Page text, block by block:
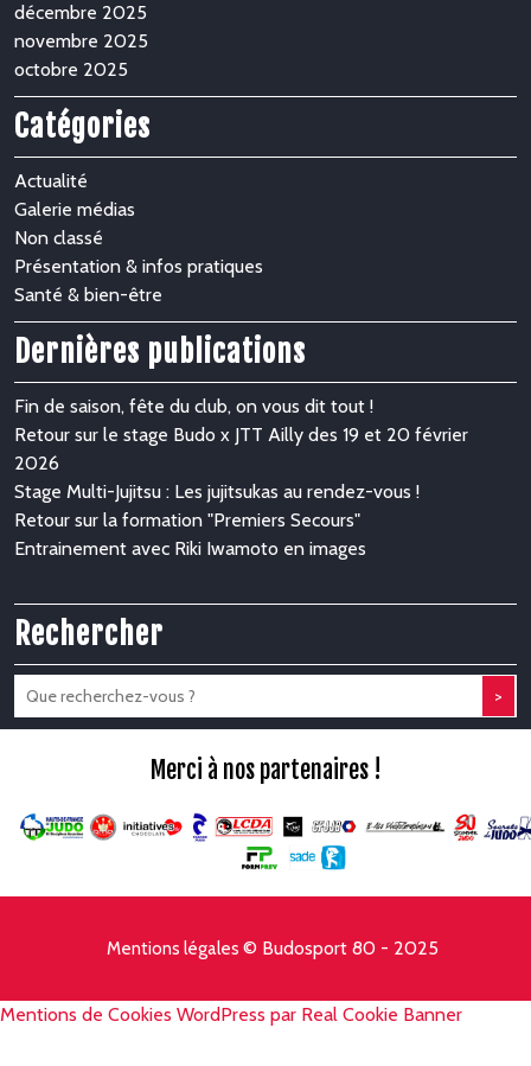
décembre 2025
novembre 2025
octobre 2025
Catégories
Actualité
Galerie médias
Non classé
Présentation & infos pratiques
Santé & bien-être
Dernières publications
Fin de saison, fête du club, on vous dit tout !
Retour sur le stage Budo x JTT Ailly des 19 et 20 février
2026
Stage Multi-Jujitsu : Les jujitsukas au rendez-vous !
Retour sur la formation "Premiers Secours"
Entrainement avec Riki Iwamoto en images
Rechercher
>
Merci à nos partenaires !
Mentions légales © Budosport 80 - 2025
Mentions de Cookies WordPress par Real Cookie Banner